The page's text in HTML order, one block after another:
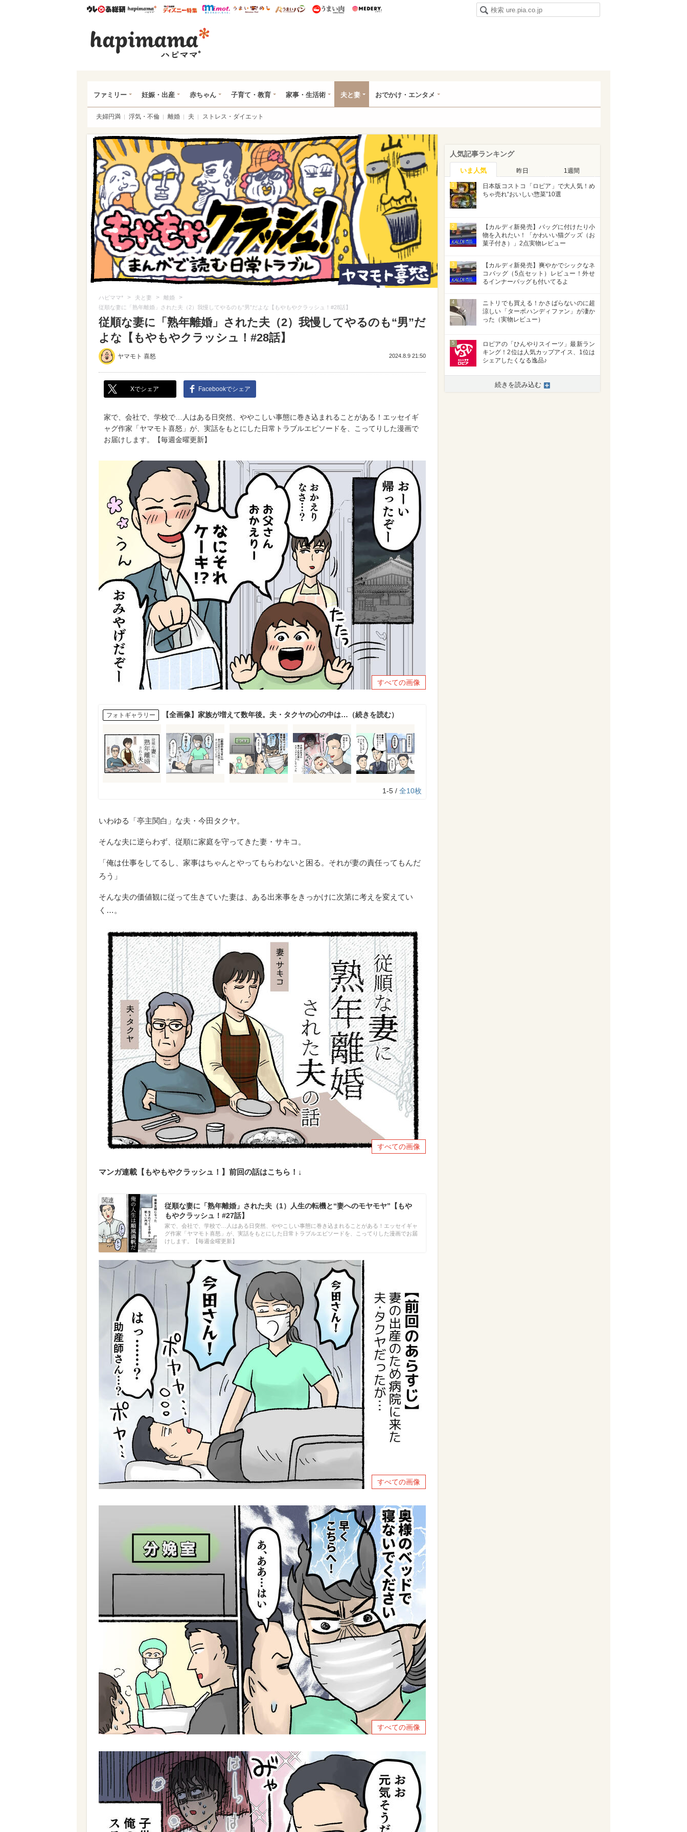
ウレぴあ総研ハピママ* ウレぴあ総研 ディズニー特集
mimot. うまいめし うまいパン うまい肉
ファミリー 妊娠・出産 赤ちゃん 子育て・教育 家事・生活術 夫と妻 おでかけ・エンタメ
夫婦円満 浮気・不倫 離婚 夫 ストレス・ダイエット
ハピママ* > 夫と妻 > 離婚 >
従順な妻に「熟年離婚」された夫（2）我慢してやるのも“男”だよな【もやもやクラッシュ！#28話】
従順な妻に「熟年離婚」された夫（2）我慢してやるのも“男”だ
よな【もやもやクラッシュ！#28話】
ヤマモト 喜怒 2024.8.9 21:50
Xでシェア Facebookでシェア
家で、会社で、学校で…人はある日突然、ややこしい事態に巻き込まれることがある！エッセイギ
ャグ作家「ヤマモト喜怒」が、実話をもとにした日常トラブルエピソードを、こってりした漫画で
お届けします。【毎週金曜更新】
すべての画像
フォトギャラリー 【全画像】家族が増えて数年後。夫・タクヤの心の中は…（続きを読む）
1-5 / 全10枚
いわゆる「亭主関白」な夫・今田タクヤ。
そんな夫に逆らわず、従順に家庭を守ってきた妻・サキコ。
「俺は仕事をしてるし、家事はちゃんとやってもらわないと困る。それが妻の責任ってもんだ
ろう」
そんな夫の価値観に従って生きていた妻は、ある出来事をきっかけに次第に考えを変えてい
く…。
すべての画像
マンガ連載【もやもやクラッシュ！】前回の話はこちら！↓
従順な妻に「熟年離婚」された夫（1）人生の転機と“妻へのモヤモヤ”【もや
もやクラッシュ！#27話】
家で、会社で、学校で…人はある日突然、ややこしい事態に巻き込まれることがある！エッセイギャ
グ作家「ヤマモト喜怒」が、実話をもとにした日常トラブルエピソードを、こってりした漫画でお届
けします。【毎週金曜更新】
すべての画像
すべての画像
人気記事ランキング
いま人気 昨日 1週間
1
日本版コストコ「ロピア」で大人気！め
ちゃ売れ“おいしい惣菜”10選
2
【カルディ新発売】バッグに付けたり小
物を入れたい！「かわいい猫グッズ（お
菓子付き）」2点実物レビュー
3
【カルディ新発売】爽やかでシックなネ
コバッグ（5点セット）レビュー！外せ
るインナーバッグも付いてるよ
4
ニトリでも買える！かさばらないのに超
涼しい「ターボハンディファン」が凄か
った（実物レビュー）
5
ロピアの「ひんやりスイーツ」最新ラン
キング！2位は人気カップアイス、1位は
シェアしたくなる逸品♪
続きを読み込む